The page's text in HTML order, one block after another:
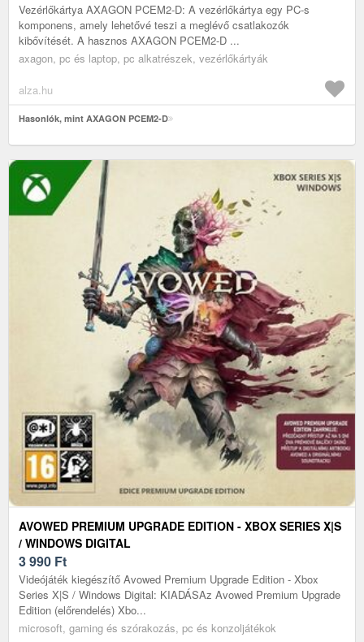
Vezérlőkártya AXAGON PCEM2-D: A vezérlőkártya egy PC-s
komponens, amely lehetővé teszi a meglévő csatlakozók
kibővítését. A hasznos AXAGON PCEM2-D ...
axagon, pc és laptop, pc alkatrészek, vezérlőkártyák
alza.hu
Hasonlók, mint AXAGON PCEM2-D
AVOWED PREMIUM UPGRADE EDITION - XBOX SERIES X|S
/ WINDOWS DIGITAL
3 990 Ft
Videójáték kiegészítő Avowed Premium Upgrade Edition - Xbox
Series X|S / Windows Digital: KIADÁSAz Avowed Premium Upgrade
Edition (előrendelés) Xbo...
microsoft, gaming és szórakozás, pc és konzoljátékok